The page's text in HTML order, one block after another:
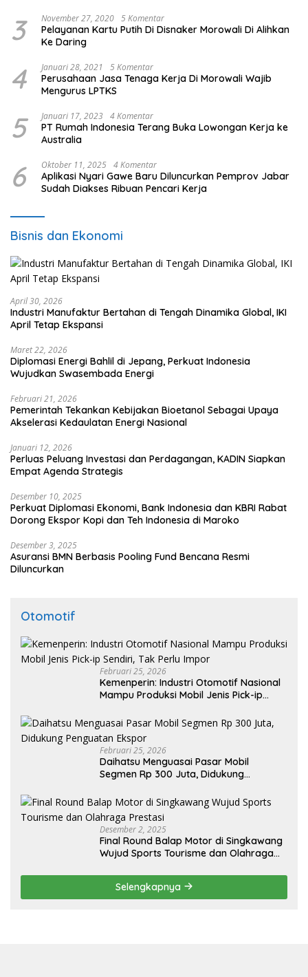
3 November 27, 2020 5 Komentar
Pelayanan Kartu Putih Di Disnaker Morowali Di Alihkan
Ke Daring
4 Januari 28, 2021 5 Komentar
Perusahaan Jasa Tenaga Kerja Di Morowali Wajib
Mengurus LPTKS
5 Januari 17, 2023 4 Komentar
PT Rumah Indonesia Terang Buka Lowongan Kerja ke
Australia
6 Oktober 11, 2025 4 Komentar
Aplikasi Nyari Gawe Baru Diluncurkan Pemprov Jabar
Sudah Diakses Ribuan Pencari Kerja
Bisnis dan Ekonomi
April 30, 2026
Industri Manufaktur Bertahan di Tengah Dinamika Global, IKI
April Tetap Ekspansi
Maret 22, 2026
Diplomasi Energi Bahlil di Jepang, Perkuat Indonesia
Wujudkan Swasembada Energi
Februari 21, 2026
Pemerintah Tekankan Kebijakan Bioetanol Sebagai Upaya
Akselerasi Kedaulatan Energi Nasional
Januari 12, 2026
Perluas Peluang Investasi dan Perdagangan, KADIN Siapkan
Empat Agenda Strategis
Desember 10, 2025
Perkuat Diplomasi Ekonomi, Bank Indonesia dan KBRI Rabat
Dorong Ekspor Kopi dan Teh Indonesia di Maroko
Desember 3, 2025
Asuransi BMN Berbasis Pooling Fund Bencana Resmi
Diluncurkan
Otomotif
Februari 25, 2026
Kemenperin: Industri Otomotif Nasional
Mampu Produksi Mobil Jenis Pick-ip
Februari 25, 2026
Daihatsu Menguasai Pasar Mobil
Segmen Rp 300 Juta, Didukung
Desember 2, 2025
Final Round Balap Motor di Singkawang
Wujud Sports Tourisme dan Olahraga
Selengkapnya